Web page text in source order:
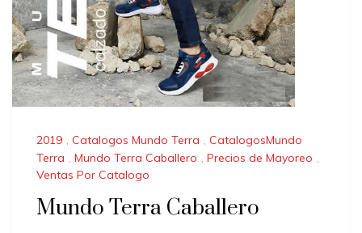
2019 , Catalogos Mundo Terra , CatalogosMundo
Terra , Mundo Terra Caballero , Precios de Mayoreo ,
Ventas Por Catalogo
Mundo Terra Caballero